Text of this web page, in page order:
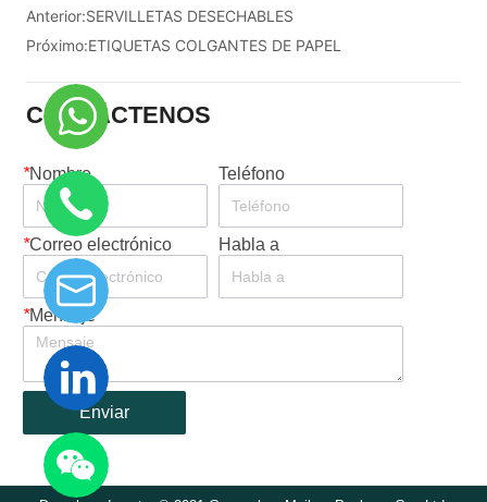
Anterior:SERVILLETAS DESECHABLES
Próximo:ETIQUETAS COLGANTES DE PAPEL
CONTÁCTENOS
*Nombre Teléfono
*Correo electrónico Habla a
*Mensaje
Enviar